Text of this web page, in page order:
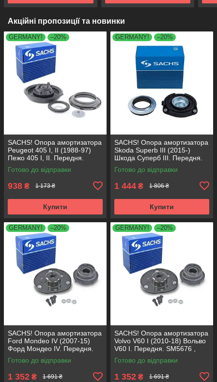
Акційні пропозиції та новинки
GERMANY! –20%
SACHS! Опора амортизатора
Peugeot 405 I, II (1988-97)
Пежо 405 I, II. Передня.
SM1553 , 803023 , KB659.36 ,
VKDA35336
Готово до відправки
938 ₴ 1 173 ₴
Купити
GERMANY! –20%
SACHS! Опора амортизатора
Skoda Superb III (2015-)
Шкода Суперб III. Передня.
803024 , KB657.27 ,
VKDA35167
Готово до відправки
1 444 ₴ 1 806 ₴
Купити
GERMANY! –20%
SACHS! Опора амортизатора
Ford Mondeo IV (2007-15)
Форд Мондео IV. Передня.
SM5676 , 803053 , KB652.30
Готово до відправки
1 352 ₴ 1 691 ₴
GERMANY! –20%
SACHS! Опора амортизатора
Volvo V60 I (2010-18) Вольво
V60 I. Передня. SM5676 ,
803053 , KB652.30
Готово до відправки
1 352 ₴ 1 691 ₴